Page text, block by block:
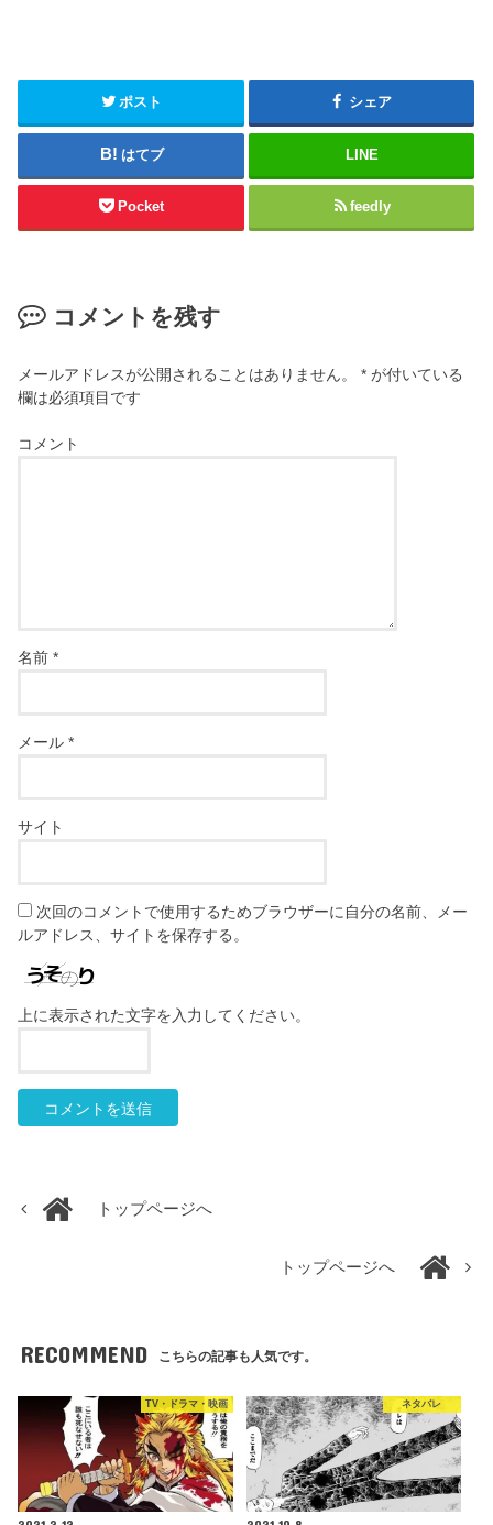
ポスト シェア
はてブ LINE
Pocket feedly
コメントを残す
メールアドレスが公開されることはありません。 * が付いている
欄は必須項目です
コメント
名前*
メール*
サイト
次回のコメントで使用するためブラウザーに自分の名前、メー
ルアドレス、サイトを保存する。
上に表示された文字を入力してください。
トップページへ
トップページへ
RECOMMEND こちらの記事も人気です。
TV・ドラマ・映画 ネタバレ